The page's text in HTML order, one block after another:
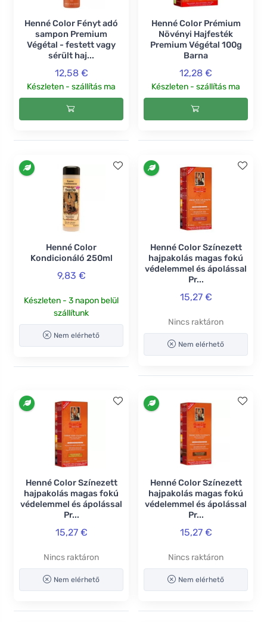
Henné Color Fényt adó
sampon Premium
Végétal - festett vagy
sérült haj...
12,58 €
Készleten - szállítás ma
Henné Color Prémium
Növényi Hajfesték
Premium Végétal 100g
Barna
12,28 €
Készleten - szállítás ma
Henné Color
Kondicionáló 250ml
9,83 €
Készleten - 3 napon belül
szállítunk
Nem elérhető
Henné Color Színezett
hajpakolás magas fokú
védelemmel és ápolással
Pr...
15,27 €
Nincs raktáron
Nem elérhető
Henné Color Színezett
hajpakolás magas fokú
védelemmel és ápolással
Pr...
15,27 €
Nincs raktáron
Nem elérhető
Henné Color Színezett
hajpakolás magas fokú
védelemmel és ápolással
Pr...
15,27 €
Nincs raktáron
Nem elérhető